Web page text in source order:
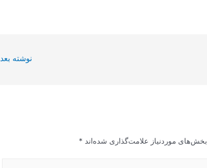
نوشته بعد
بخش‌های موردنیاز علامت‌گذاری شده‌اند *